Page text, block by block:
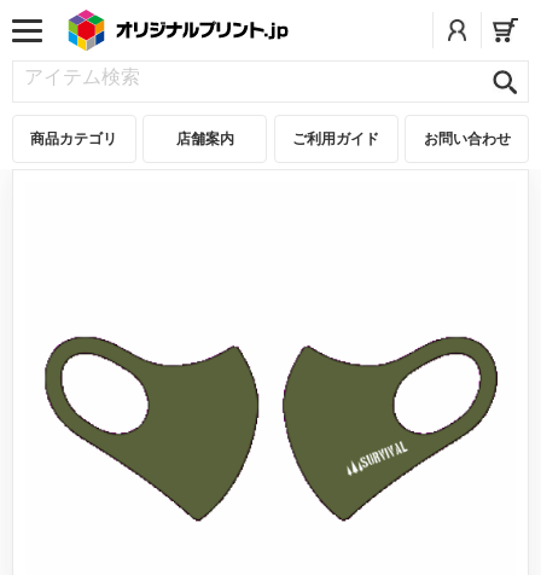
商品カテゴリ 店舗案内 ご利用ガイド お問い合わせ